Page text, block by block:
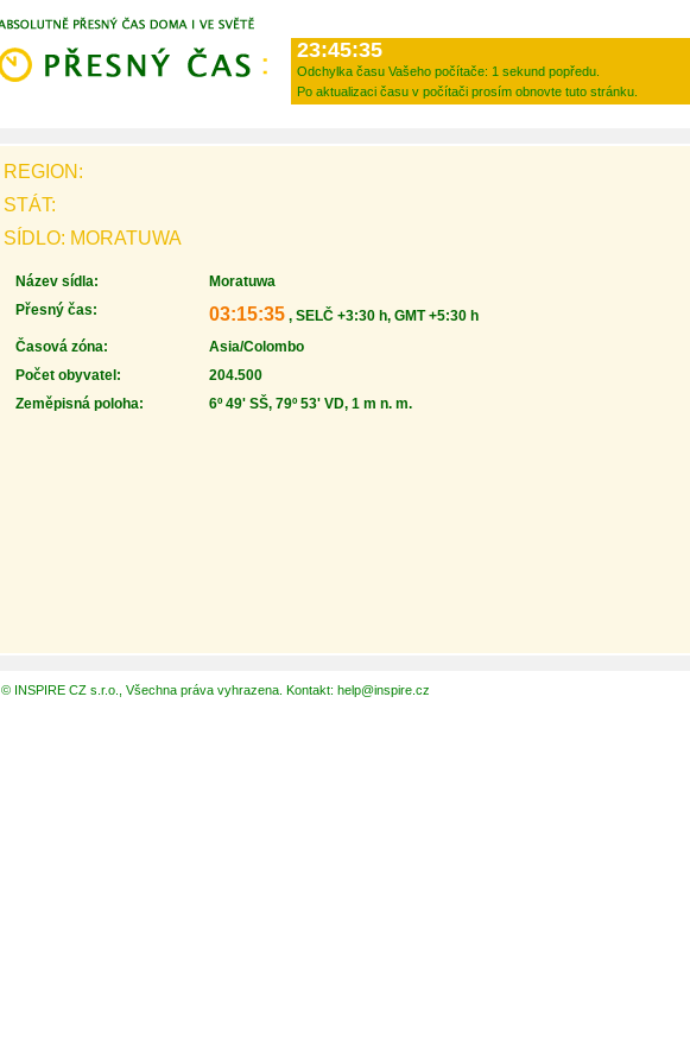
23:45:35
Odchylka času Vašeho počítače: 1 sekund popředu.
Po aktualizaci času v počítači prosím obnovte tuto stránku.
REGION:
STÁT:
SÍDLO: MORATUWA
Název sídla:
Moratuwa
Přesný čas:
03:15:35 , SELČ +3:30 h, GMT +5:30 h
Časová zóna:
Asia/Colombo
Počet obyvatel:
204.500
Zeměpisná poloha:
6º 49' SŠ, 79º 53' VD, 1 m n. m.
© INSPIRE CZ s.r.o., Všechna práva vyhrazena. Kontakt: help@inspire.cz